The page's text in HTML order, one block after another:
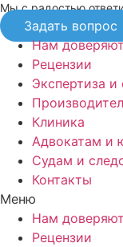
Мы с радостью
Задать вопрос
Нам
Рецензии
Экспертиза и
Клиника
Адвокатам и
Судам и
Контакты
Меню
Нам доверяют
Рецензии